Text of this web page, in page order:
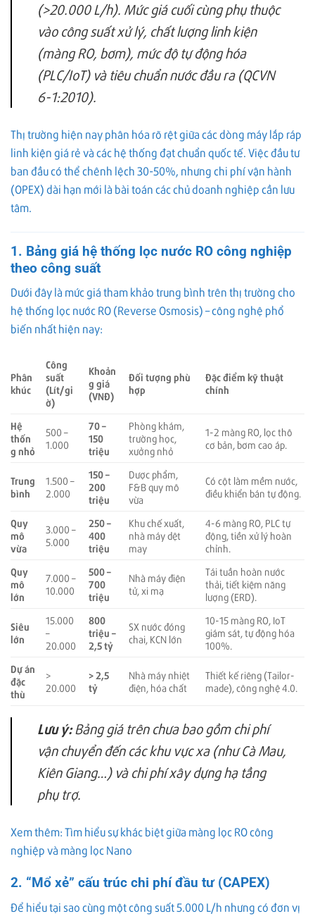
(>20.000 L/h). Mức giá cuối cùng phụ thuộc
vào công suất xử lý, chất lượng linh kiện
(màng RO, bơm), mức độ tự động hóa
(PLC/IoT) và tiêu chuẩn nước đầu ra (QCVN
6-1:2010).
Thị trường hiện nay phân hóa rõ rệt giữa các dòng máy lắp ráp
linh kiện giá rẻ và các hệ thống đạt chuẩn quốc tế. Việc đầu tư
ban đầu có thể chênh lệch 30-50%, nhưng chi phí vận hành
(OPEX) dài hạn mới là bài toán các chủ doanh nghiệp cần lưu
tâm.
1. Bảng giá hệ thống lọc nước RO công nghiệp
theo công suất
Dưới đây là mức giá tham khảo trung bình trên thị trường cho
hệ thống lọc nước RO (Reverse Osmosis) – công nghệ phổ
biến nhất hiện nay:
Phân
khúc
Công
suất
(Lít/gi
ờ)
Khoản
g giá
(VNĐ)
Đối tượng phù
hợp
Đặc điểm kỹ thuật
chính
Hệ
thốn
g nhỏ
500 –
1.000
70 –
150
triệu
Phòng khám,
trường học,
xưởng nhỏ
1-2 màng RO, lọc thô
cơ bản, bơm cao áp.
Trung
bình
1.500 –
2.000
150 –
200
triệu
Dược phẩm,
F&B quy mô
vừa
Có cột làm mềm nước,
điều khiển bán tự động.
Quy
mô
vừa
3.000 –
5.000
250 –
400
triệu
Khu chế xuất,
nhà máy dệt
may
4-6 màng RO, PLC tự
động, tiền xử lý hoàn
chỉnh.
Quy
mô
lớn
7.000 –
10.000
500 –
700
triệu
Nhà máy điện
tử, xi mạ
Tái tuần hoàn nước
thải, tiết kiệm năng
lượng (ERD).
Siêu
lớn
15.000
–
20.000
800
triệu –
2,5 tỷ
SX nước đóng
chai, KCN lớn
10-15 màng RO, IoT
giám sát, tự động hóa
100%.
Dự án
đặc
thù
>
20.000
> 2,5
tỷ
Nhà máy nhiệt
điện, hóa chất
Thiết kế riêng (Tailor-
made), công nghệ 4.0.
Lưu ý:Bảng giá trên chưa bao gồm chi phí
vận chuyển đến các khu vực xa (như Cà Mau,
Kiên Giang…) và chi phí xây dựng hạ tầng
phụ trợ.
Xem thêm: Tìm hiểu sự khác biệt giữa màng lọc RO công
nghiệp và màng lọc Nano
2. “Mổ xẻ” cấu trúc chi phí đầu tư (CAPEX)
Để hiểu tại sao cùng một công suất 5.000 L/h nhưng có đơn vị